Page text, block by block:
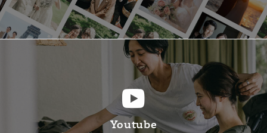
Youtube